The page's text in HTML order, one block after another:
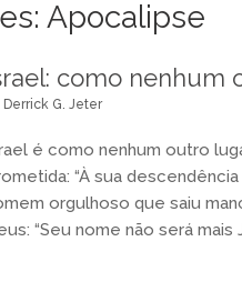
Apocalipse
como nenhum
Derrick G. Jeter
é como nenhum outro
“À sua
orgulhoso que saiu
“Seu nome não será mais